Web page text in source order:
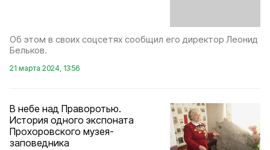
Об этом в своих соцсетях сообщил его директор Леонид
Бельков.
21 марта 2024, 13:56
В небе над Праворотью.
История одного экспоната
Прохоровского музея-
заповедника